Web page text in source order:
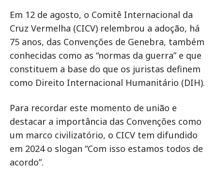
Em 12 de agosto, o Comitê Internacional da
Cruz Vermelha (CICV) relembrou a adoção, há
75 anos, das Convenções de Genebra, também
conhecidas como as “normas da guerra” e que
constituem a base do que os juristas definem
como Direito Internacional Humanitário (DIH).
Para recordar este momento de união e
destacar a importância das Convenções como
um marco civilizatório, o CICV tem difundido
em 2024 o slogan “Com isso estamos todos de
acordo”.